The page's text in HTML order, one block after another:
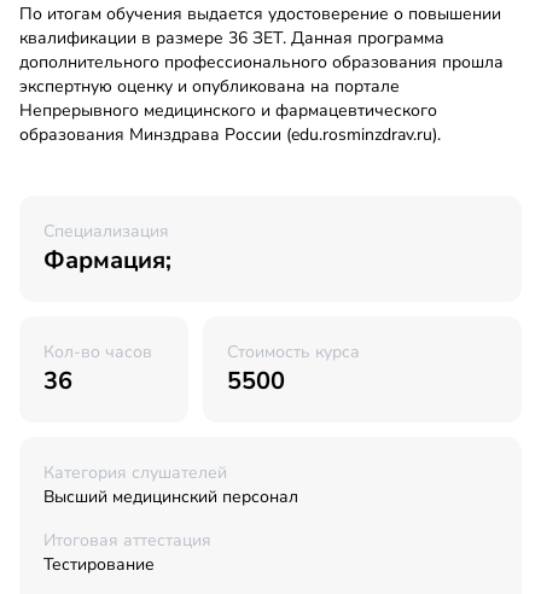
По итогам обучения выдается удостоверение о повышении
квалификации в размере 36 ЗЕТ. Данная программа
дополнительного профессионального образования прошла
экспертную оценку и опубликована на портале
Непрерывного медицинского и фармацевтического
образования Минздрава России (edu.rosminzdrav.ru).
Специализация
Фармация;
Кол-во часов
36
Стоимость курса
5500
Категория слушателей
Высший медицинский персонал
Итоговая аттестация
Тестирование